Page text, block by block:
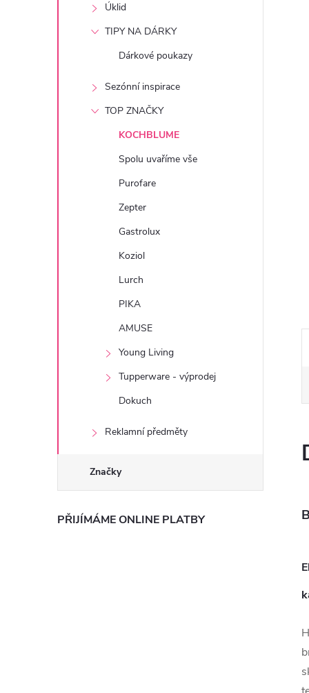
Úklid
TIPY NA DÁRKY
Dárkové poukazy
Sezónní inspirace
TOP ZNAČKY
KOCHBLUME
Spolu uvaříme vše
Purofare
Zepter
Gastrolux
Koziol
Lurch
PIKA
AMUSE
Young Living
Tupperware - výprodej
Dokuch
Reklamní předměty
Značky
PŘIJÍMÁME ONLINE PLATBY